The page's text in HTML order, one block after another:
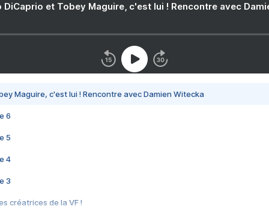
DiCaprio et Tobey Maguire, c'est lui ! Rencontre avec
Maguire, c'est lui ! Rencontre avec Damien Witecka
6
5
4
3
créatrices de la VF !